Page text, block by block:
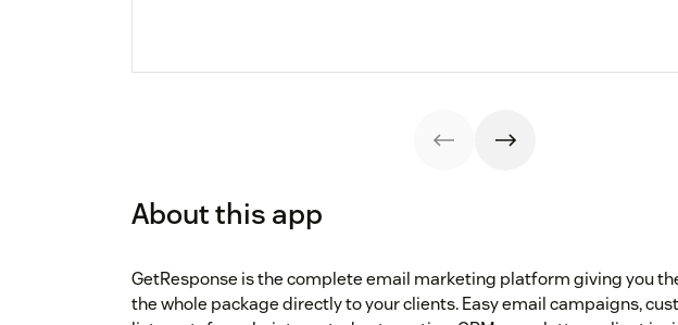
About this app
GetResponse is the complete email marketing platform giving you
the whole package directly to your clients. Easy email campaigns,